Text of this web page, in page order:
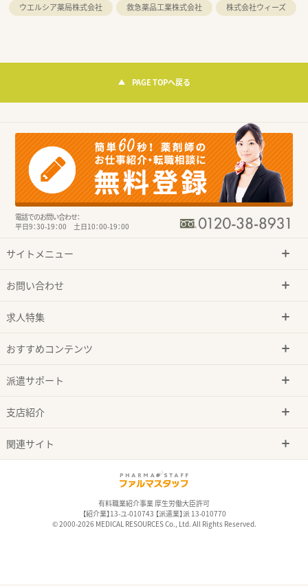
ウエルシア薬局株式会社
救急薬品工業株式会社 株式会社ウィーズ
PAGE TOPへ戻る
電話でのお問い合わせ：
平日9：30-19：00 土日10：00-19：00
サイトメニュー
お問い合わせ
求人特集
おすすめコンテンツ
派遣サポート
支店紹介
関連サイト
有料職業紹介事業 厚生労働大臣許可
【紹介業】13-ユ-010743 【派遣業】派 13-010770
© 2000-2026 MEDICAL RESOURCES Co., Ltd. All Rights Reserved.